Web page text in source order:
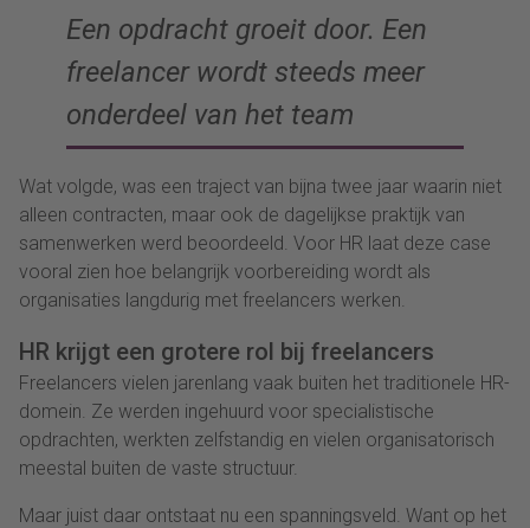
Een opdracht groeit door. Een
freelancer wordt steeds meer
onderdeel van het team
Wat volgde, was een traject van bijna twee jaar waarin niet
alleen contracten, maar ook de dagelijkse praktijk van
samenwerken werd beoordeeld. Voor HR laat deze case
vooral zien hoe belangrijk voorbereiding wordt als
organisaties langdurig met freelancers werken.
HR krijgt een grotere rol bij freelancers
Freelancers vielen jarenlang vaak buiten het traditionele HR-
domein. Ze werden ingehuurd voor specialistische
opdrachten, werkten zelfstandig en vielen organisatorisch
meestal buiten de vaste structuur.
Maar juist daar ontstaat nu een spanningsveld. Want op het